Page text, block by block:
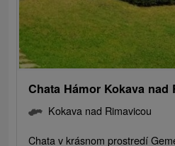
Chata Hámor Kokava nad
Kokava nad Rimavicou
Chata v krásnom prostredí